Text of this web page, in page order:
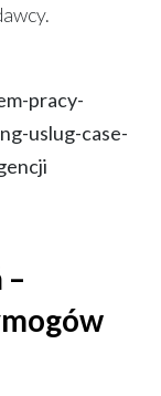
pracy-
uslug-case-